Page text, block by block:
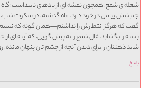
شعله ی شمع، همچون نقشه ای از بادهای ناپیداست؛ گاه
جنبشش پیامی در خود دارد. ماه گذشته، در سکوت شب،
گفت که هرگز انتظارش را نداشتم—همان گونه که نسیم
بسته را بگشاید. فال شمع را نه پیش گویی، که آینه ای از
شاید ذهنتان را برای دیدن آنچه از چشم تان پنهان
پاسخ